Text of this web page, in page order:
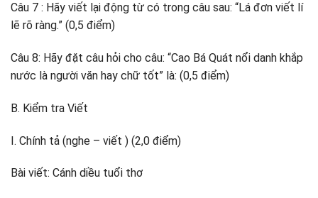
Câu 7 : Hãy viết lại động từ có trong câu sau: “Lá đơn viết lí
lẽ rõ ràng.” (0,5 điểm)
Câu 8: Hãy đặt câu hỏi cho câu: “Cao Bá Quát nổi danh khắp
nước là người văn hay chữ tốt” là: (0,5 điểm)
B. Kiểm tra Viết
I. Chính tả (nghe – viết ) (2,0 điểm)
Bài viết: Cánh diều tuổi thơ